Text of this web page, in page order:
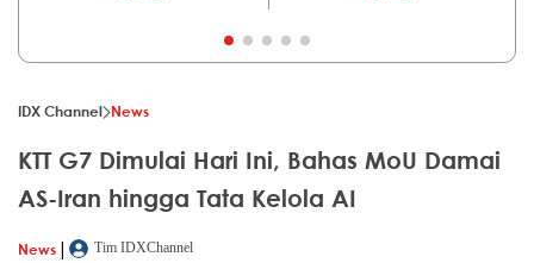
IDX Channel News
KTT G7 Dimulai Hari Ini, Bahas MoU Damai
AS-Iran hingga Tata Kelola AI
News |
Tim IDXChannel